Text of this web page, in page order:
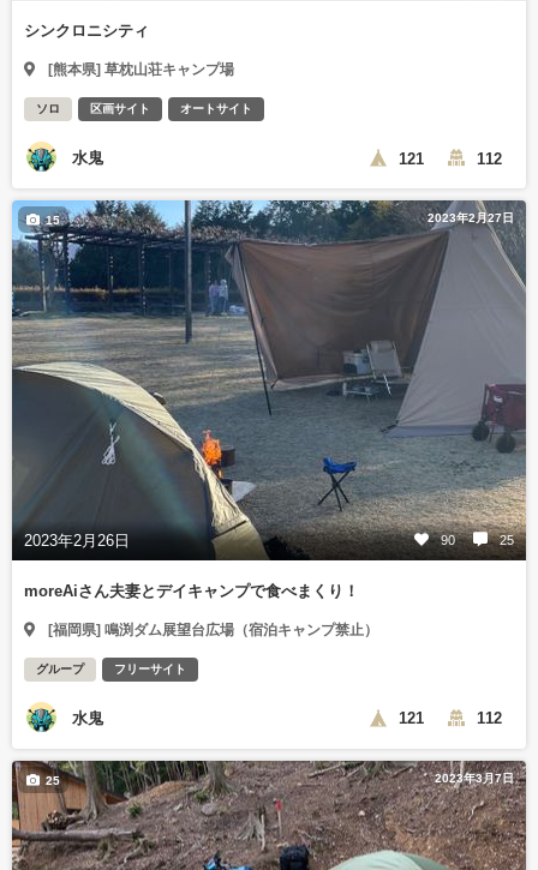
シンクロニシティ
[熊本県] 草枕山荘キャンプ場
ソロ 区画サイト オートサイト
水鬼 121 112
2023年2月27日
2023年2月26日 90 25
15
moreAiさん夫妻とデイキャンプで食べまくり！
[福岡県] 鳴渕ダム展望台広場（宿泊キャンプ禁止）
グループ フリーサイト
水鬼 121 112
2023年3月7日
25